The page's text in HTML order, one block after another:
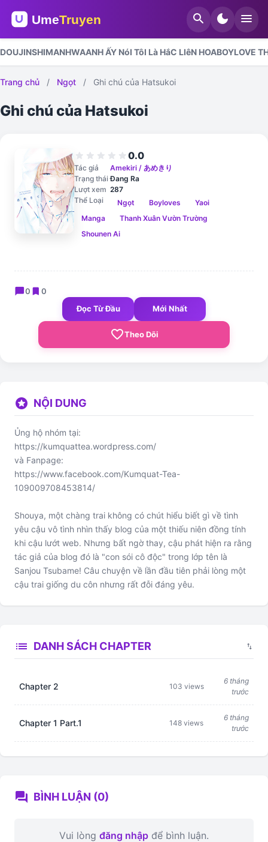
search dark_mode menu
DOUJINSHIMANHWAANH ẤY NóI TôI Là HắC LIêN HOABOYLOVE
Trang chủ / Ngọt / Ghi chú của Hatsukoi
Ghi chú của Hatsukoi
star star star star star 0.0
Tác giả
Amekiri / あめきり
Trạng thái Đang Ra
Lượt xem 287
Thể Loại
Ngọt Boyloves
Yaoi
Manga
Thanh Xuân Vườn Trường
Shounen Ai
chat_bubble0 bookmark 0
Đọc Từ Đầu
Mới Nhất
favorite_borderTheo Dõi
stars NỘI DUNG
Ủng hộ nhóm tại:
https://kumquattea.wordpress.com/
và Fanpage:
https://www.facebook.com/Kumquat-Tea-
109009708453814/
Shouya, một chàng trai không có chút hiểu biết gì về tình
yêu cậu vô tình nhìn thấy blog của một thiếu niên đồng tính
khi cậu lướt web. Nhưng bất ngờ thay, cậu phát hiện ra rằng
tác giả của blog đó là "con sói cô độc" trong lớp tên là
Sanjou Tsubame! Câu chuyện về lần đầu tiên phải lòng một
cậu trai giống du côn nhưng rất đỗi đáng yêu.
list DANH SÁCH CHAPTER swap_vert
Chapter 2 103 views
6 tháng
trước
Chapter 1 Part.1 148 views
6 tháng
trước
forum BÌNH LUẬN (0)
Vui lòng đăng nhập để bình luận.